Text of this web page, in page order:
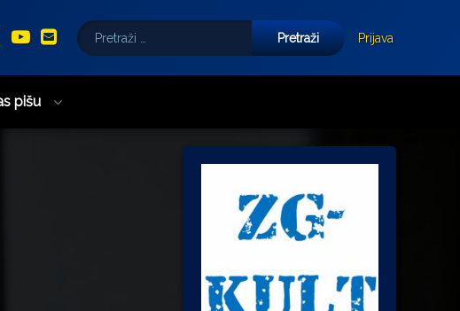
X.com
YouTube
E-mail
Pretraži:
Prijava
pišu